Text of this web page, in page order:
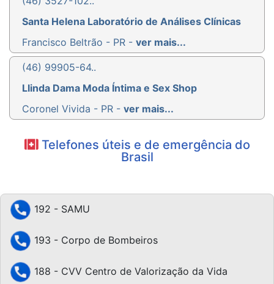
Santa Helena Laboratório de Análises Clínicas
Francisco Beltrão - PR - ver mais...
(46) 99905-64..
Llinda Dama Moda Íntima e Sex Shop
Coronel Vivida - PR - ver mais...
Telefones úteis e de emergência do
Brasil
192 - SAMU
193 - Corpo de Bombeiros
188 - CVV Centro de Valorização da Vida